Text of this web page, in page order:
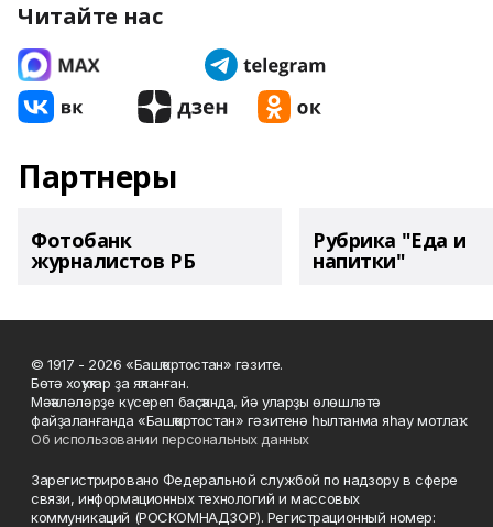
Читайте нас
Партнеры
Фотобанк
журналистов РБ
Рубрика "Еда и
напитки"
© 1917 - 2026 «Башҡортостан» гәзите.
Бөтә хоҡуҡтар ҙа яҡланған.
Мәҡәләләрҙе күсереп баҫҡанда, йә уларҙы өлөшләтә
файҙаланғанда «Башҡортостан» гәзитенә һылтанма яһау мотлаҡ.
Об использовании персональных данных
Зарегистрировано Федеральной службой по надзору в сфере
связи, информационных технологий и массовых
коммуникаций (РОСКОМНАДЗОР). Регистрационный номер: